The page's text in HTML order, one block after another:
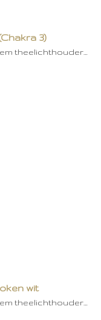
3)
theelichthouder…
wit
theelichthouder…